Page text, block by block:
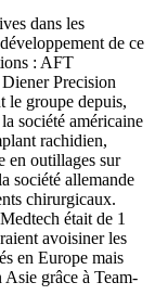
dans les
de ce
: AFT
Precision
le groupe depuis,
société américaine
rachidien,
en outillages sur
société allemande
chirurgicaux.
était de 1
avoisiner les
en Europe mais
grâce à Team-